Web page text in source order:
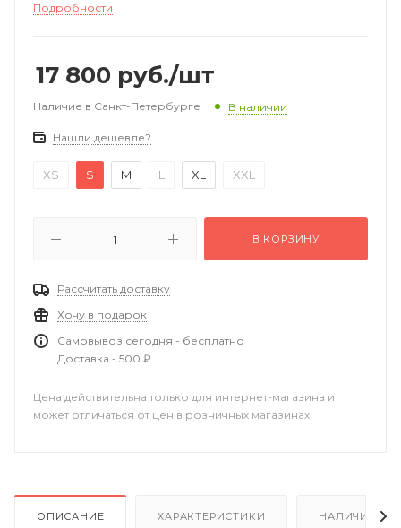
Подробности
17 800 руб./шт
Наличие в Санкт-Петербурге В наличии
Нашли дешевле?
XS S M L XL XXL
В КОРЗИНУ
Рассчитать доставку
Хочу в подарок
Самовывоз сегодня - бесплатно
Доставка - 500 ₽
Цена действительна только для интернет-магазина и
может отличаться от цен в розничных магазинах
ОПИСАНИЕ ХАРАКТЕРИСТИКИ НАЛИЧИЕ В